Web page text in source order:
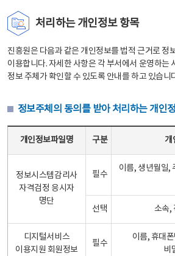
처리하는 개인정보 항목
진흥원은 다음과 같은 개인정보를 법적 근거로 정
이용합니다. 자세한 사항은 각 부서에서 운영하는
정보 주체가 확인할 수 있도록 안내를 하고 있습니
정보주체의 동의를 받아 처리하는 개인
개인정보파일명 구분 개
정보시스템감리사
자격검정 응시자
명단
필수
이름, 생년월일,
선택 소속,
디지털서비스
이용지원 회원정보
필수
이름, 휴대
비